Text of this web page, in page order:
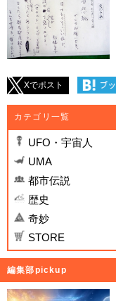
Xでポスト
カテゴリ一覧
UFO・宇宙人
UMA
都市伝説
歴史
奇妙
STORE
編集部pickup